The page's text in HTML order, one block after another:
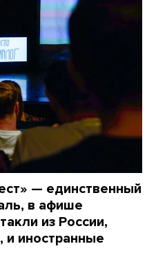
— единственный
в афише
из России,
и иностранные